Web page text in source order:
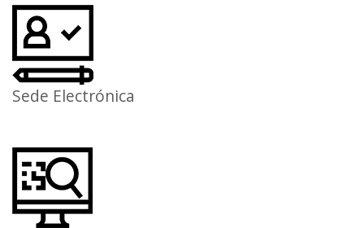
Sede Electrónica